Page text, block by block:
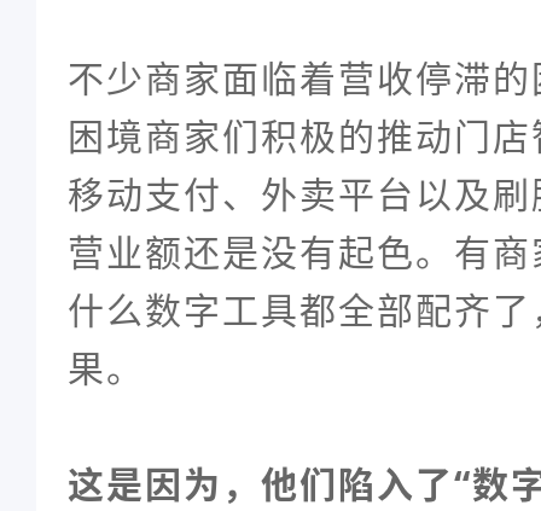
不少商家面临着营收停滞
困境商家们积极的推动门
移动支付、外卖平台以及
营业额还是没有起色。有
什么数字工具都全部配齐
果。
这是因为，他们陷入了“数